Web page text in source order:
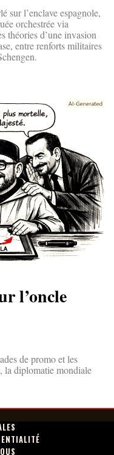
sur l’enclave espagnole,
orchestrée via
théories d’une invasion
entre renforts militaires
l’oncle
de promo et les
la diplomatie mondiale